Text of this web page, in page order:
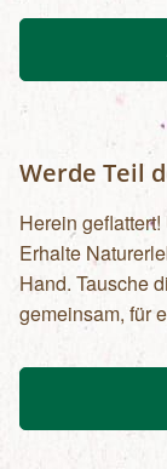
Werde Teil
Herein
Erhalte
Hand. Tausche
gemeinsam, für